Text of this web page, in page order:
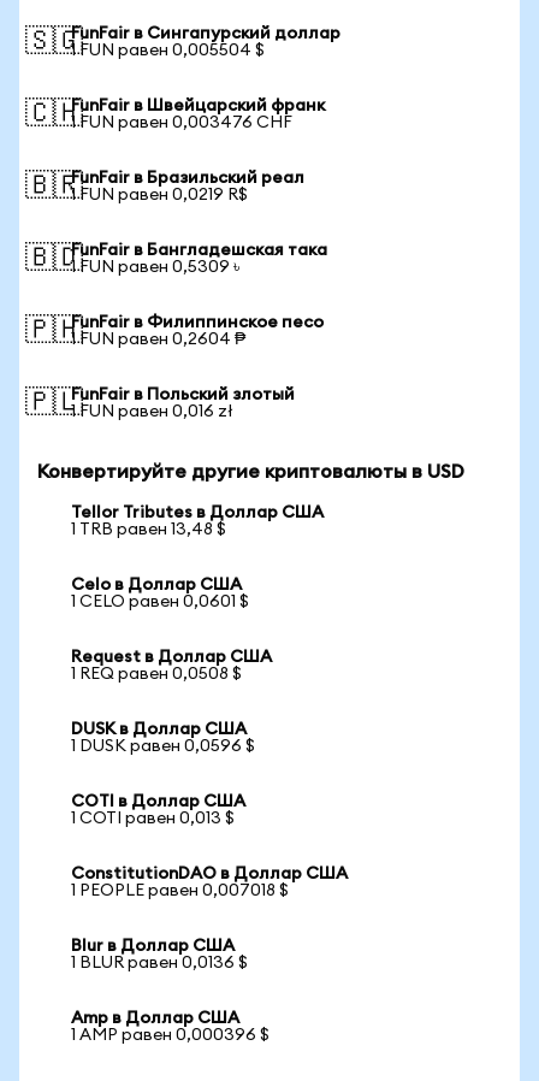
🇸🇬FunFair в Сингапурский доллар
1 FUN равен 0,005504 $
🇨🇭FunFair в Швейцарский франк
1 FUN равен 0,003476 CHF
🇧🇷FunFair в Бразильский реал
1 FUN равен 0,0219 R$
🇧🇩FunFair в Бангладешская така
1 FUN равен 0,5309 ৳
🇵🇭FunFair в Филиппинское песо
1 FUN равен 0,2604 ₱
🇵🇱FunFair в Польский злотый
1 FUN равен 0,016 zł
Конвертируйте другие криптовалюты в USD
Tellor Tributes в Доллар США
1 TRB равен 13,48 $
Celo в Доллар США
1 CELO равен 0,0601 $
Request в Доллар США
1 REQ равен 0,0508 $
DUSK в Доллар США
1 DUSK равен 0,0596 $
COTI в Доллар США
1 COTI равен 0,013 $
ConstitutionDAO в Доллар США
1 PEOPLE равен 0,007018 $
Blur в Доллар США
1 BLUR равен 0,0136 $
Amp в Доллар США
1 AMP равен 0,000396 $